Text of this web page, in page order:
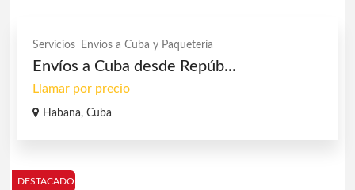
Servicios Envíos a Cuba y Paquetería
Envíos a Cuba desde Repúb...
Llamar por precio
Habana, Cuba
DESTACADO